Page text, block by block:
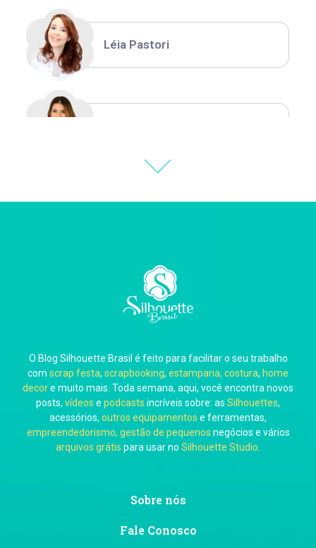
Léia Pastori
Carla Eschberger
Carol Pessoa
Ju Mirthes
O Blog Silhouette Brasil é feito para facilitar o seu trabalho
com scrap festa, scrapbooking, estamparia, costura, home
decore muito mais. Toda semana, aqui, você encontra novos
posts, vídeos e podcasts incríveis sobre: as Silhouettes,
acessórios, outros equipamentos e ferramentas,
empreendedorismo, gestão de pequenos negócios e vários
arquivos grátis para usar no Silhouette Studio
Sobre nós
Fale Conosco